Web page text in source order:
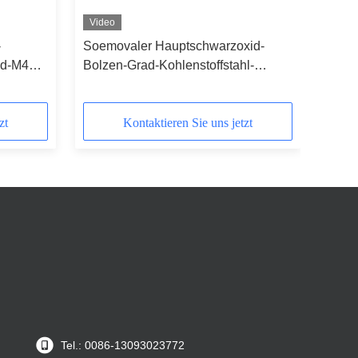
M48
Video
Soemovaler Hauptschwarzoxid-
Bolzen-Grad-Kohlenstoffstahl-
Kontaktieren Sie uns jetzt
Tel.: 0086-13093023772